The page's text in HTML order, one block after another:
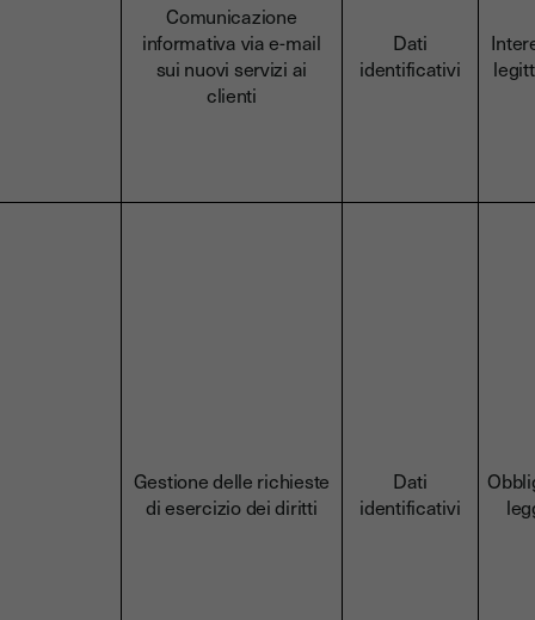
Comunicazione
informativa via e-mail
sui nuovi servizi ai
clienti
Dati
identificativi
Gestione delle richieste
di esercizio dei diritti
Dati
identificativi